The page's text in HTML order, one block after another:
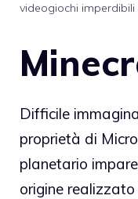
videogiochi imperdibili
Difficile
proprietà di
planetario
origine